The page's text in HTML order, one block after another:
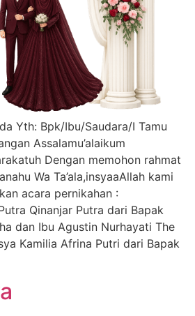
Yth: Bpk/Ibu/Saudara/I Tamu
Assalamu’alaikum
Dengan memohon rahmat
Wa Ta’ala,insyaaAllah kami
acara pernikahan :
Qinanjar Putra dari Bapak
dan Ibu Agustin Nurhayati The
Kamilia Afrina Putri dari Bapak